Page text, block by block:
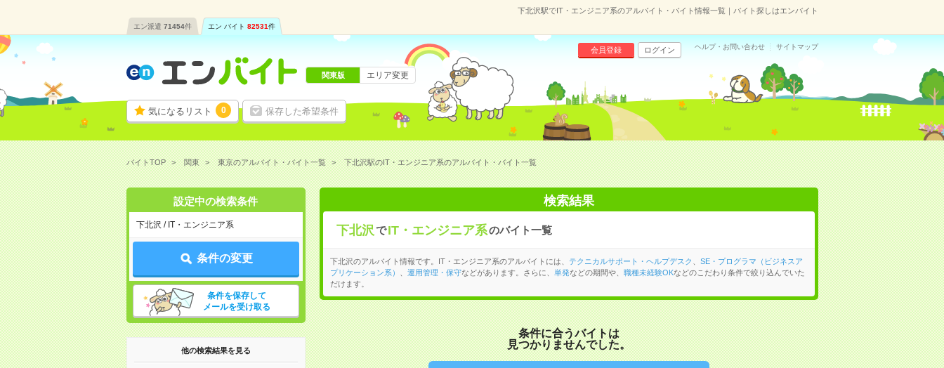
下北沢駅でIT・エンジニア系のアルバイト・バイト情報一覧｜バイト探しはエンバイト
エン派遣 71454件 エン バイト 82531件
気になるリスト 0 保存した希望条件
会員登録 ログイン ヘルプ・お問い合わせ サイトマップ
関東版 エリア変更
バイトTOP 関東 東京のアルバイト・バイト一覧 下北沢駅のIT・エンジニア系のアルバイト・バイト一覧
設定中の検索条件
下北沢 / IT・エンジニア系
条件の変更
条件を保存して
メールを受け取る
他の検索結果を見る
検索結果
下北沢 で IT・エンジニア系のバイト一覧
下北沢のアルバイト情報です。IT・エンジニア系のアルバイトには、 テクニカルサポート・ヘルプデスク
SE・プログラマ（ビジネスア
プリケーション系）
運用管理・保守などがあります。さらに、 単発などの期間や、 職種未経験OKなどのこだわり条件で絞り込んでいた
だけます。
条件に合うバイトは
見つかりませんでした。